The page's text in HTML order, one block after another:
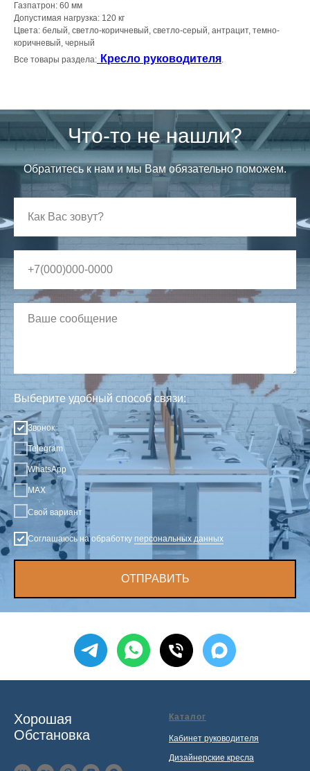
Газпатрон: 60 мм
Допустимая нагрузка: 120 кг
Цвета: белый, светло-коричневый, светло-серый, антрацит, темно-
коричневый, черный
Все товары раздела: Кресло руководителя.
Что-то не нашли?
Обратитесь к нам и мы Вам обязательно поможем.
Выберите удобный способ связи:
Звонок
Telegram
WhatsApp
MAX
Свой вариант
Соглашаюсь на обработку персональных данных
ОТПРАВИТЬ
Хорошая
Обстановка
Каталог
Кабинет руководителя
Дизайнерские кресла